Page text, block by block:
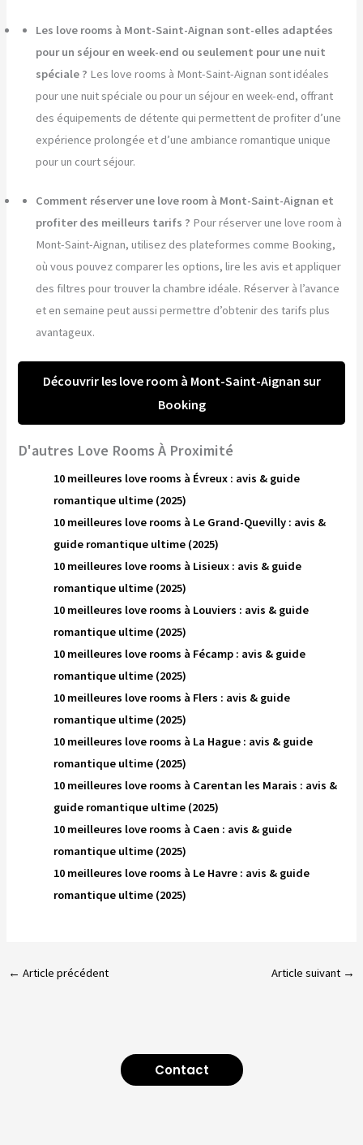
Les love rooms à Mont-Saint-Aignan sont-elles adaptées
pour un séjour en week-end ou seulement pour une nuit
spéciale ? Les love rooms à Mont-Saint-Aignan sont idéales
pour une nuit spéciale ou pour un séjour en week-end, offrant
des équipements de détente qui permettent de profiter d’une
expérience prolongée et d’une ambiance romantique unique
pour un court séjour.
Comment réserver une love room à Mont-Saint-Aignan et
profiter des meilleurs tarifs ? Pour réserver une love room à
Mont-Saint-Aignan, utilisez des plateformes comme Booking,
où vous pouvez comparer les options, lire les avis et appliquer
des filtres pour trouver la chambre idéale. Réserver à l’avance
et en semaine peut aussi permettre d’obtenir des tarifs plus
avantageux.
Découvrir les love room à Mont-Saint-Aignan sur
Booking
D'autres Love Rooms À Proximité
10 meilleures love rooms à Évreux : avis & guide
romantique ultime (2025)
10 meilleures love rooms à Le Grand-Quevilly : avis &
guide romantique ultime (2025)
10 meilleures love rooms à Lisieux : avis & guide
romantique ultime (2025)
10 meilleures love rooms à Louviers : avis & guide
romantique ultime (2025)
10 meilleures love rooms à Fécamp : avis & guide
romantique ultime (2025)
10 meilleures love rooms à Flers : avis & guide
romantique ultime (2025)
10 meilleures love rooms à La Hague : avis & guide
romantique ultime (2025)
10 meilleures love rooms à Carentan les Marais : avis &
guide romantique ultime (2025)
10 meilleures love rooms à Caen : avis & guide
romantique ultime (2025)
10 meilleures love rooms à Le Havre : avis & guide
romantique ultime (2025)
← Article précédent Article suivant →
Contact